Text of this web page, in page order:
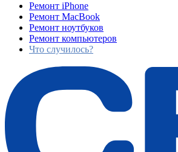
Ремонт iPhone
Ремонт MacBook
Ремонт ноутбуков
Ремонт компьютеров
Что случилось?